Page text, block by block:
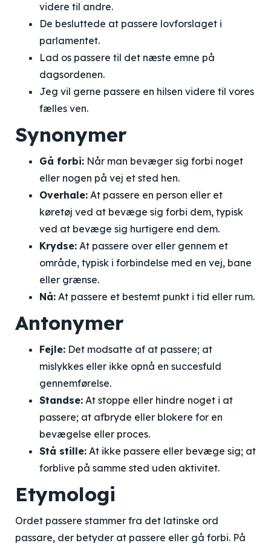
videre til andre.
De besluttede at passere lovforslaget i
parlamentet.
Lad os passere til det næste emne på
dagsordenen.
Jeg vil gerne passere en hilsen videre til vores
fælles ven.
Synonymer
Gå forbi: Når man bevæger sig forbi noget
eller nogen på vej et sted hen.
Overhale: At passere en person eller et
køretøj ved at bevæge sig forbi dem, typisk
ved at bevæge sig hurtigere end dem.
Krydse: At passere over eller gennem et
område, typisk i forbindelse med en vej, bane
eller grænse.
Nå: At passere et bestemt punkt i tid eller rum.
Antonymer
Fejle: Det modsatte af at passere; at
mislykkes eller ikke opnå en succesfuld
gennemførelse.
Standse: At stoppe eller hindre noget i at
passere; at afbryde eller blokere for en
bevægelse eller proces.
Stå stille: At ikke passere eller bevæge sig; at
forblive på samme sted uden aktivitet.
Etymologi
Ordet passere stammer fra det latinske ord
passare, der betyder at passere eller gå forbi. På